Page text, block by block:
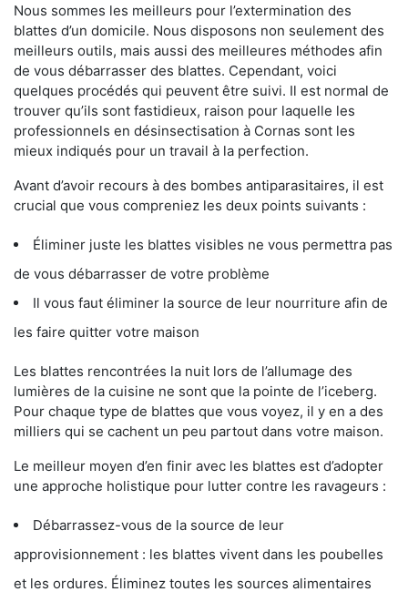
Nous sommes les meilleurs pour l’extermination des
blattes d’un domicile. Nous disposons non seulement des
meilleurs outils, mais aussi des meilleures méthodes afin
de vous débarrasser des blattes. Cependant, voici
quelques procédés qui peuvent être suivi. Il est normal de
trouver qu’ils sont fastidieux, raison pour laquelle les
professionnels en désinsectisation à Cornas sont les
mieux indiqués pour un travail à la perfection.
Avant d’avoir recours à des bombes antiparasitaires, il est
crucial que vous compreniez les deux points suivants :
Éliminer juste les blattes visibles ne vous permettra pas
de vous débarrasser de votre problème
Il vous faut éliminer la source de leur nourriture afin de
les faire quitter votre maison
Les blattes rencontrées la nuit lors de l’allumage des
lumières de la cuisine ne sont que la pointe de l’iceberg.
Pour chaque type de blattes que vous voyez, il y en a des
milliers qui se cachent un peu partout dans votre maison.
Le meilleur moyen d’en finir avec les blattes est d’adopter
une approche holistique pour lutter contre les ravageurs :
Débarrassez-vous de la source de leur
approvisionnement : les blattes vivent dans les poubelles
et les ordures. Éliminez toutes les sources alimentaires